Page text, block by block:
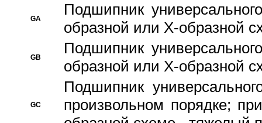
GA
Подшипник
образной или Х-образной
GB
Подшипник
образной или Х-образной
GC
Подшипник
произвольном порядке;